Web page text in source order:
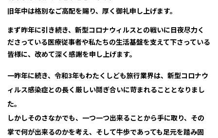
旧年中は格別なご高配を賜り、厚く御礼申し上げます。
まず昨年に引き続き、新型コロナウィルスとの戦いに日夜尽力く
ださっている医療従事者や私たちの生活基盤を支えて下さっている
皆様に、改めて深く感謝を申し上げます。
一昨年に続き、令和3年もわたくしども旅行業界は、新型コロナウ
ィルス感染症との長く厳しい鬩ぎ合いに苛まれることとなりまし
た。
しかしそのさなかでも、一つ一つ出来ることから手に取り、その
掌で何が出来るのかを考え、そして牛歩であっても足元を踏み固